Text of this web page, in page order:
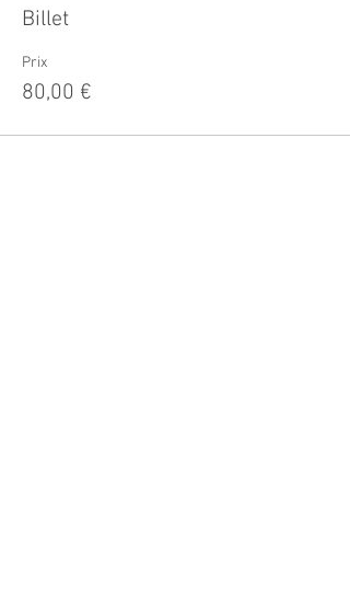
Billet
Prix
80,00 €